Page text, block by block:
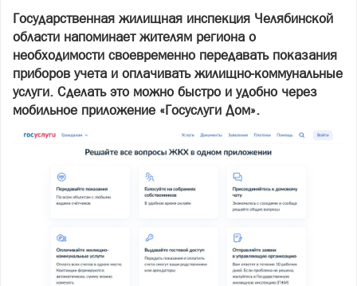
Государственная жилищная инспекция Челябинской
области напоминает жителям региона о
необходимости своевременно передавать показания
приборов учета и оплачивать жилищно-коммунальные
услуги. Сделать это можно быстро и удобно через
мобильное приложение «Госуслуги Дом».